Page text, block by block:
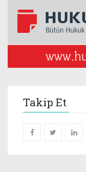
Takip Et